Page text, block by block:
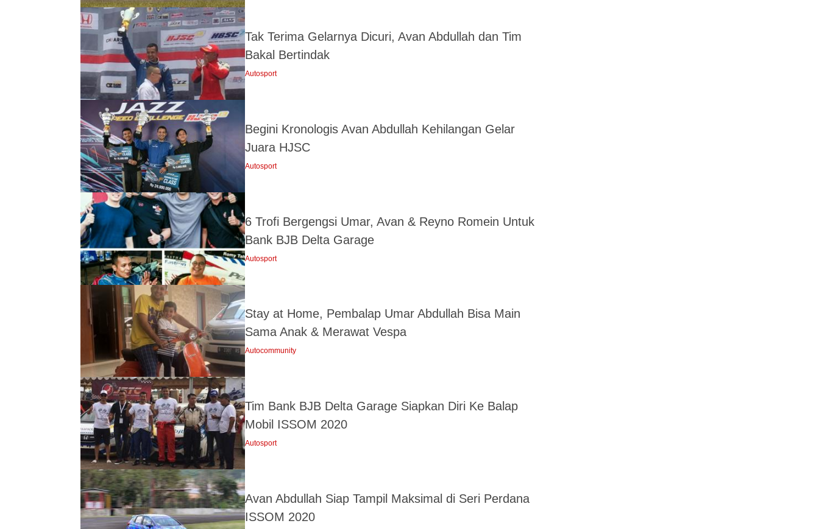
Tak Terima Gelarnya Dicuri, Avan Abdullah dan Tim
Bakal Bertindak
Autosport
Begini Kronologis Avan Abdullah Kehilangan Gelar
Juara HJSC
Autosport
6 Trofi Bergengsi Umar, Avan & Reyno Romein Untuk
Bank BJB Delta Garage
Autosport
Stay at Home, Pembalap Umar Abdullah Bisa Main
Sama Anak & Merawat Vespa
Autocommunity
Tim Bank BJB Delta Garage Siapkan Diri Ke Balap
Mobil ISSOM 2020
Autosport
Avan Abdullah Siap Tampil Maksimal di Seri Perdana
ISSOM 2020